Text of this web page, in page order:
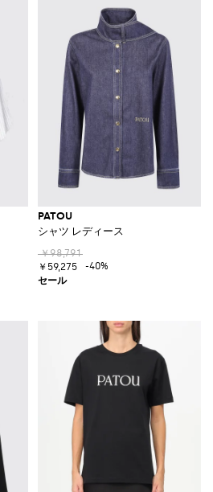
PATOU
シャツ レディース
￥98,791
￥59,275
-40%